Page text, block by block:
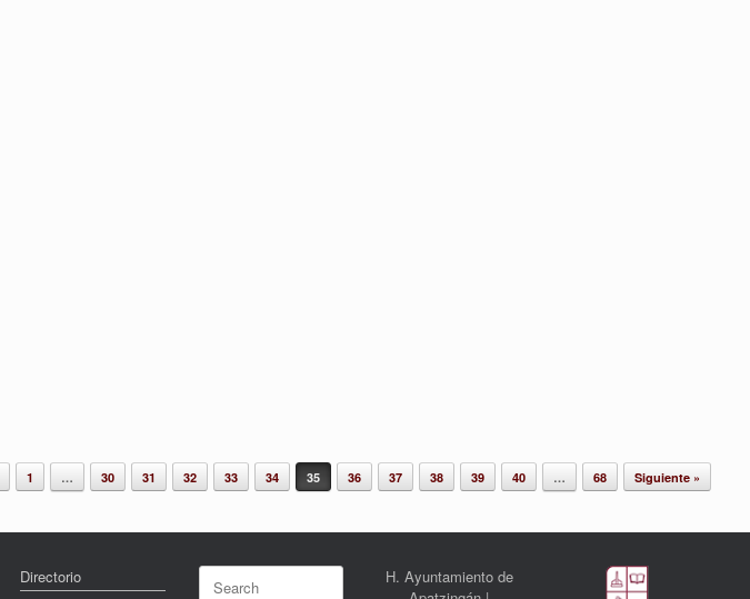
1 … 30 31 32 33 34 35 36 37 38 39 40 … 68 Siguiente »
Directorio
Search
H. Ayuntamiento de